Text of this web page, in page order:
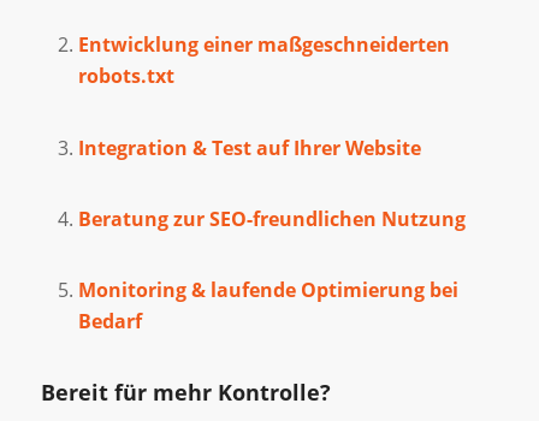
Entwicklung einer maßgeschneiderten
robots.txt
Integration & Test auf Ihrer Website
Beratung zur SEO-freundlichen Nutzung
Monitoring & laufende Optimierung bei
Bedarf
Bereit für mehr Kontrolle?